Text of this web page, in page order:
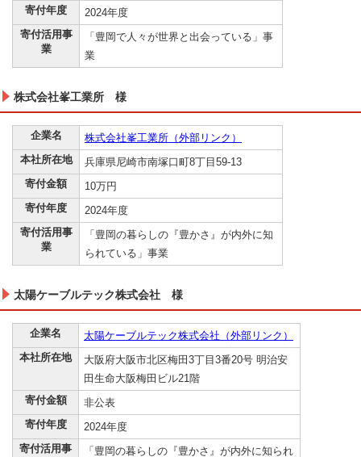
寄付年度
2024年度
寄付活用事
業
「豊岡で人々が世界と出会っている」事
業
株式会社峯工業所 様
企業名
株式会社峯工業所（外部リンク）
本社所在地
兵庫県尼崎市南塚口町8丁目59-13
寄付金額
10万円
寄付年度
2024年度
寄付活用事
業
「豊岡の暮らしの『豊かさ』が内外に知
られている」事業
太陽ケーブルテック株式会社 様
企業名
太陽ケーブルテック株式会社（外部リンク）
本社所在地
大阪府大阪市北区梅田3丁目3番20号 明治安
田生命大阪梅田ビル21階
寄付金額
非公表
寄付年度
2024年度
寄付活用事
「豊岡の暮らしの『豊かさ』が内外に知られ